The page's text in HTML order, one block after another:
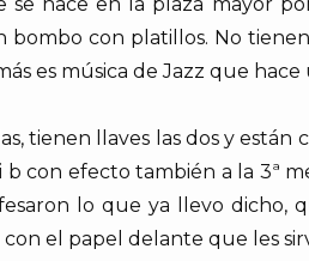
con platillos. No
es música de Jazz que
tienen llaves las dos y
b con efecto también a la 3ª
lo que ya llevo dicho,
el papel delante que les